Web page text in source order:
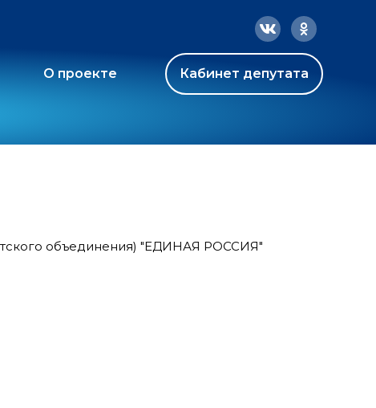
О проекте Кабинет депутата
объединения) "ЕДИНАЯ РОССИЯ"